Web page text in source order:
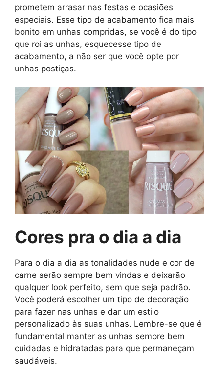
prometem arrasar nas festas e ocasiões
especiais. Esse tipo de acabamento fica mais
bonito em unhas compridas, se você é do tipo
que roi as unhas, esquecesse tipo de
acabamento, a não ser que você opte por
unhas postiças.
Cores pra o dia a dia
Para o dia a dia as tonalidades nude e cor de
carne serão sempre bem vindas e deixarão
qualquer look perfeito, sem que seja padrão.
Você poderá escolher um tipo de decoração
para fazer nas unhas e dar um estilo
personalizado às suas unhas. Lembre-se que é
fundamental manter as unhas sempre bem
cuidadas e hidratadas para que permaneçam
saudáveis.